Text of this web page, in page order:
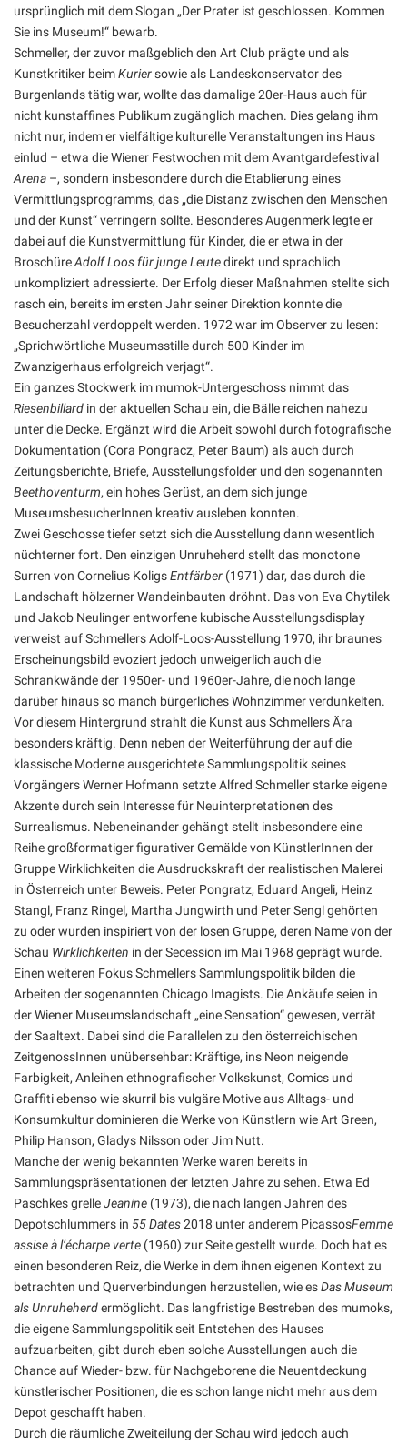
ursprünglich mit dem Slogan „Der Prater ist geschlossen. Kommen
Sie ins Museum!“ bewarb.
Schmeller, der zuvor maßgeblich den Art Club prägte und als
Kunstkritiker beimKuriersowie als Landeskonservator des
Burgenlands tätig war, wollte das damalige 20er-Haus auch für
nicht kunstaffines Publikum zugänglich machen. Dies gelang ihm
nicht nur, indem er vielfältige kulturelle Veranstaltungen ins Haus
einlud – etwa die Wiener Festwochen mit dem Avantgardefestival
Arena –, sondern insbesondere durch die Etablierung eines
Vermittlungsprogramms, das „die Distanz zwischen den Menschen
und der Kunst“ verringern sollte. Besonderes Augenmerk legte er
dabei auf die Kunstvermittlung für Kinder, die er etwa in der
BroschüreAdolf Loos für junge Leutedirekt und sprachlich
unkompliziert adressierte. Der Erfolg dieser Maßnahmen stellte sich
rasch ein, bereits im ersten Jahr seiner Direktion konnte die
Besucherzahl verdoppelt werden. 1972 war im Observer zu lesen:
„Sprichwörtliche Museumsstille durch 500 Kinder im
Zwanzigerhaus erfolgreich verjagt“.
Ein ganzes Stockwerk im mumok-Untergeschoss nimmt das
Riesenbillard in der aktuellen Schau ein, die Bälle reichen nahezu
unter die Decke. Ergänzt wird die Arbeit sowohl durch fotografische
Dokumentation (Cora Pongracz, Peter Baum) als auch durch
Zeitungsberichte, Briefe, Ausstellungsfolder und den sogenannten
Beethoventurm, ein hohes Gerüst, an dem sich junge
MuseumsbesucherInnen kreativ ausleben konnten.
Zwei Geschosse tiefer setzt sich die Ausstellung dann wesentlich
nüchterner fort. Den einzigen Unruheherd stellt das monotone
Surren von Cornelius KoligsEntfärber (1971) dar, das durch die
Landschaft hölzerner Wandeinbauten dröhnt. Das von Eva Chytilek
und Jakob Neulinger entworfene kubische Ausstellungsdisplay
verweist auf Schmellers Adolf-Loos-Ausstellung 1970, ihr braunes
Erscheinungsbild evoziert jedoch unweigerlich auch die
Schrankwände der 1950er- und 1960er-Jahre, die noch lange
darüber hinaus so manch bürgerliches Wohnzimmer verdunkelten.
Vor diesem Hintergrund strahlt die Kunst aus Schmellers Ära
besonders kräftig. Denn neben der Weiterführung der auf die
klassische Moderne ausgerichtete Sammlungspolitik seines
Vorgängers Werner Hofmann setzte Alfred Schmeller starke eigene
Akzente durch sein Interesse für Neuinterpretationen des
Surrealismus. Nebeneinander gehängt stellt insbesondere eine
Reihe großformatiger figurativer Gemälde von KünstlerInnen der
Gruppe Wirklichkeiten die Ausdruckskraft der realistischen Malerei
in Österreich unter Beweis. Peter Pongratz, Eduard Angeli, Heinz
Stangl, Franz Ringel, Martha Jungwirth und Peter Sengl gehörten
zu oder wurden inspiriert von der losen Gruppe, deren Name von der
Schau Wirklichkeiten in der Secession im Mai 1968 geprägt wurde.
Einen weiteren Fokus Schmellers Sammlungspolitik bilden die
Arbeiten der sogenannten Chicago Imagists. Die Ankäufe seien in
der Wiener Museumslandschaft „eine Sensation“ gewesen, verrät
der Saaltext. Dabei sind die Parallelen zu den österreichischen
ZeitgenossInnen unübersehbar: Kräftige, ins Neon neigende
Farbigkeit, Anleihen ethnografischer Volkskunst, Comics und
Graffiti ebenso wie skurril bis vulgäre Motive aus Alltags- und
Konsumkultur dominieren die Werke von Künstlern wie Art Green,
Philip Hanson, Gladys Nilsson oder Jim Nutt.
Manche der wenig bekannten Werke waren bereits in
Sammlungspräsentationen der letzten Jahre zu sehen. Etwa Ed
Paschkes grelleJeanine (1973), die nach langen Jahren des
Depotschlummers in 55 Dates2018 unter anderem PicassosFemme
assise à l’écharpe verte (1960) zur Seite gestellt wurde. Doch hat es
einen besonderen Reiz, die Werke in dem ihnen eigenen Kontext zu
betrachten und Querverbindungen herzustellen, wie esDas Museum
als Unruheherdermöglicht. Das langfristige Bestreben des mumoks,
die eigene Sammlungspolitik seit Entstehen des Hauses
aufzuarbeiten, gibt durch eben solche Ausstellungen auch die
Chance auf Wieder- bzw. für Nachgeborene die Neuentdeckung
künstlerischer Positionen, die es schon lange nicht mehr aus dem
Depot geschafft haben.
Durch die räumliche Zweiteilung der Schau wird jedoch auch